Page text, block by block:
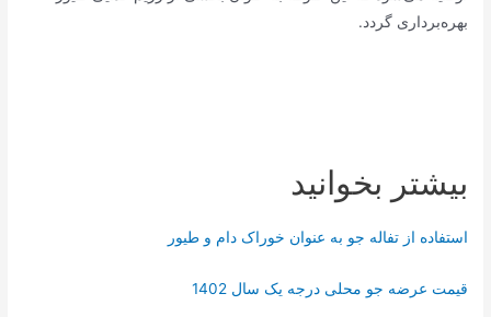
بهره‌برداری گردد.
بیشتر بخوانید
استفاده از تفاله جو به عنوان خوراک دام و طیور
قیمت عرضه جو محلی درجه یک سال 1402